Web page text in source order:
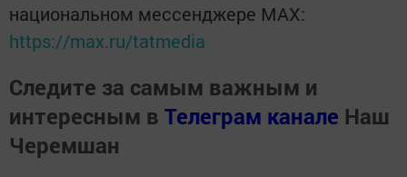
национальном мессенджере MАХ:
https://max.ru/tatmedia
Следите за самым важным и
интересным в Телеграм канале Наш
Черемшан